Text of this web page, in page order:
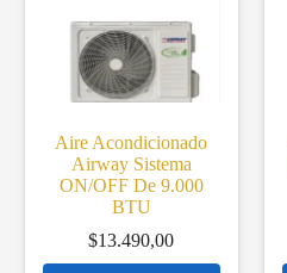
Aire Acondicionado
Airway Sistema
ON/OFF De 9.000
BTU
$13.490,00